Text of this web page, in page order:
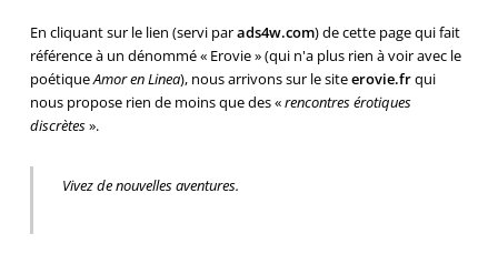
En cliquant sur le lien (servi parads4w.com) de cette page qui fait
référence à un dénommé « Erovie » (qui n'a plus rien à voir avec le
poétiqueAmor en Linea), nous arrivons sur le siteerovie.frqui
nous propose rien de moins que des «rencontres érotiques
discrètes».
Vivez de nouvelles aventures.